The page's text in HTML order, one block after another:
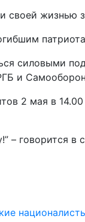
жизнью
силовыми
и
2 мая в
– говорится в